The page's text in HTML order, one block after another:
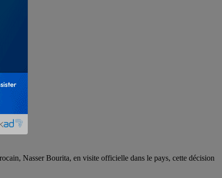
Nasser Bourita, en visite officielle dans le pays, cette décision